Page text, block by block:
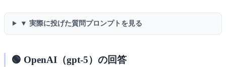
▼ 実際に投げた質問プロンプトを見る
🟢 OpenAI（gpt-5）の回答